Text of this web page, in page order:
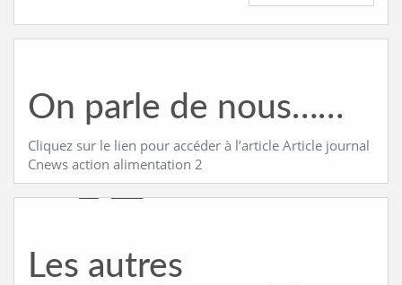
On parle de nous……
Cliquez sur le lien pour accéder à l’article Article journal
Cnews action alimentation 2
Les autres